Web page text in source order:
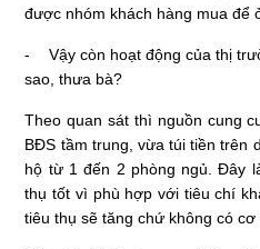
được nhóm khách hàng mua để
- Vậy còn hoạt động của thị
sao, thưa bà?
Theo quan sát thì nguồn cung
BĐS tầm trung, vừa túi tiền trên
hộ từ 1 đến 2 phòng ngủ. Đây
thụ tốt vì phù hợp với tiêu chí
tiêu thụ sẽ tăng chứ không có